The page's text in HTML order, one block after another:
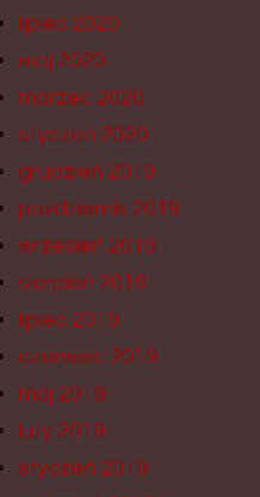
lipiec 2020
maj 2020
marzec 2020
styczeń 2020
grudzień 2019
październik 2019
wrzesień 2019
sierpień 2019
lipiec 2019
czerwiec 2019
maj 2019
luty 2019
styczeń 2019